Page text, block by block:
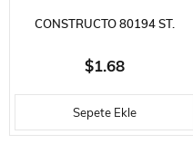
CONSTRUCTO 80194 ST.
GEORGE CROSS -1 ADET -- 9
MM.
$1.68
Sepete Ekle